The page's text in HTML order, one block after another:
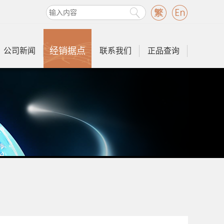
公司新闻 经销据点 联系我们 正品查询